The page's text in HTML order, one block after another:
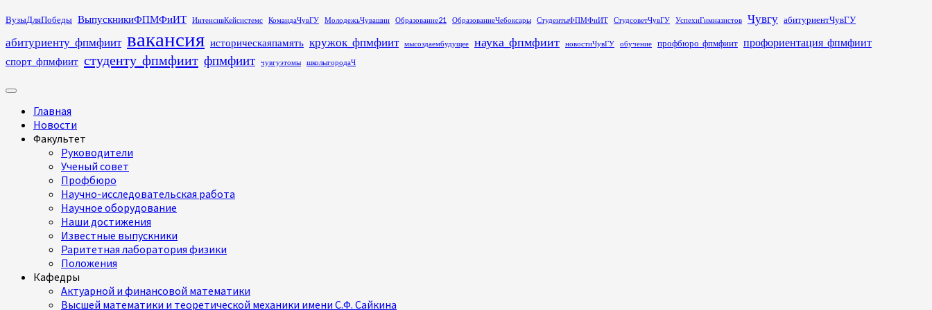
Перейти
содержимому
ВузыДляПобеды ВыпускникиФПМФиИТ ИнтенсивКейсистемс КомандаЧувГУ МолодежьЧувашии Образование21 ОбразованиеЧебоксары СтудентыФПМФиИТ СтудсоветЧувГУ УспехиГимназистов Чувгу абитуриентЧувГУ
абитуриенту_фпмфиит вакансия историческаяпамять кружок_фпмфиит мысоздаембудущее наука_фпмфиит новостиЧувГУ обучение профбюро_фпмфиит профориентация_фпмфиит
спорт_фпмфиит студенту_фпмфиит фпмфиит чувгуэтомы школыгородаЧ
Основное
Главная
Новости
Факультет
Руководители
Ученый совет
Профбюро
Научно-исследовательская работа
Научное оборудование
Наши достижения
Известные выпускники
Раритетная лаборатория физики
Положения
Кафедры
Актуарной и финансовой математики
Высшей математики и теоретической механики имени С.Ф. Сайкина